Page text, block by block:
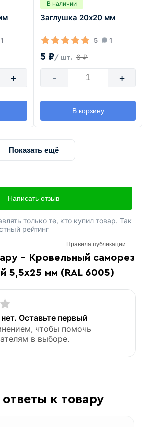
1
+
В наличии
Заглушка 20х20 мм
5 1
5 ₽/ шт. 6 ₽
- +
В корзину
Показать ещё
- Кровельный саморез
5,5х25 мм (RAL 6005)
Оставьте первый
чтобы помочь
в выборе.
Написать отзыв
только те, кто купил товар. Так
рейтинг
Правила публикации
к товару